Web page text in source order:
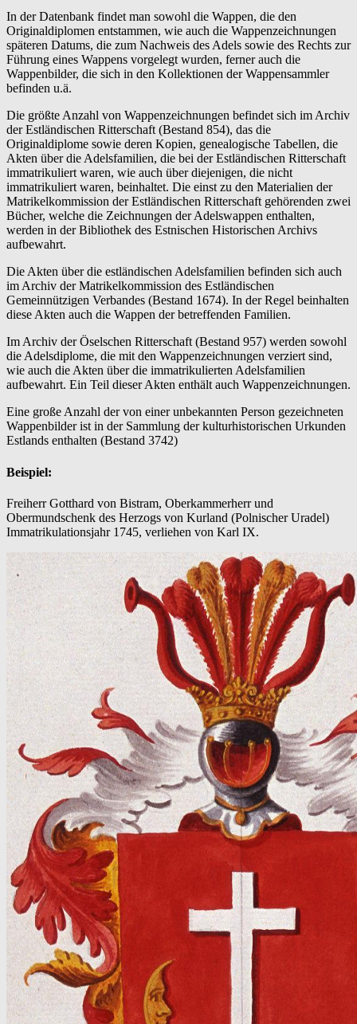
In der Datenbank findet man sowohl die Wappen, die den
Originaldiplomen entstammen, wie auch die Wappenzeichnungen
späteren Datums, die zum Nachweis des Adels sowie des Rechts zur
Führung eines Wappens vorgelegt wurden, ferner auch die
Wappenbilder, die sich in den Kollektionen der Wappensammler
befinden u.ä.
Die größte Anzahl von Wappenzeichnungen befindet sich im Archiv
der Estländischen Ritterschaft (Bestand 854), das die
Originaldiplome sowie deren Kopien, genealogische Tabellen, die
Akten über die Adelsfamilien, die bei der Estländischen Ritterschaft
immatrikuliert waren, wie auch über diejenigen, die nicht
immatrikuliert waren, beinhaltet. Die einst zu den Materialien der
Matrikelkommission der Estländischen Ritterschaft gehörenden zwei
Bücher, welche die Zeichnungen der Adelswappen enthalten,
werden in der Bibliothek des Estnischen Historischen Archivs
aufbewahrt.
Die Akten über die estländischen Adelsfamilien befinden sich auch
im Archiv der Matrikelkommission des Estländischen
Gemeinnützigen Verbandes (Bestand 1674). In der Regel beinhalten
diese Akten auch die Wappen der betreffenden Familien.
Im Archiv der Öselschen Ritterschaft (Bestand 957) werden sowohl
die Adelsdiplome, die mit den Wappenzeichnungen verziert sind,
wie auch die Akten über die immatrikulierten Adelsfamilien
aufbewahrt. Ein Teil dieser Akten enthält auch Wappenzeichnungen.
Eine große Anzahl der von einer unbekannten Person gezeichneten
Wappenbilder ist in der Sammlung der kulturhistorischen Urkunden
Estlands enthalten (Bestand 3742)
Beispiel:
Freiherr Gotthard von Bistram, Oberkammerherr und
Obermundschenk des Herzogs von Kurland (Polnischer Uradel)
Immatrikulationsjahr 1745, verliehen von Karl IX.